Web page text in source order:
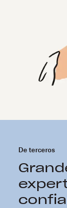
De terceros